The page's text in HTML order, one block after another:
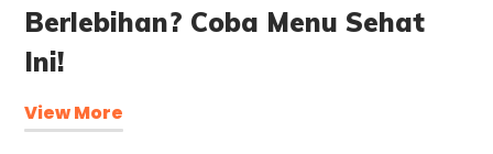
Berlebihan? Coba Menu Sehat
Ini!
View More